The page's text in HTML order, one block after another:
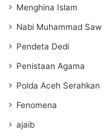
Menghina Islam
Nabi Muhammad Saw
Pendeta Dedi
Penistaan Agama
Polda Aceh Serahkan
Fenomena
ajaib